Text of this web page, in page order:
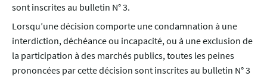
sont inscrites au bulletin N° 3.
Lorsqu’une décision comporte une condamnation à une
interdiction, déchéance ou incapacité, ou à une exclusion de
la participation à des marchés publics, toutes les peines
prononcées par cette décision sont inscrites au bulletin N° 3